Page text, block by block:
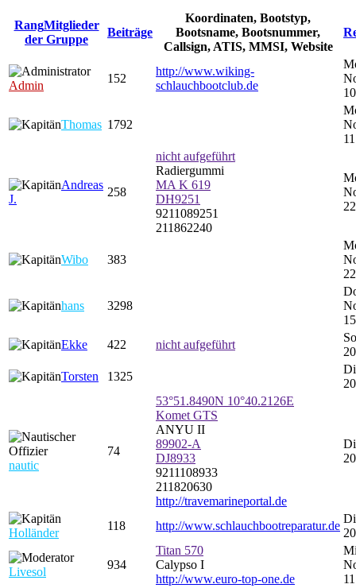
RangMitglieder
der Gruppe
Beiträge
Koordinaten, Bootstyp,
Bootsname, Bootsnummer,
Callsign, ATIS, MMSI, Website
Admin
152
http://www.wiking-
schlauchbootclub.de
Thomas 1792
Andreas
J.
258
nicht aufgeführt
Radiergummi
MA K 619
DH9251
9211089251
211862240
Wibo 383
hans 3298
Ekke
422 nicht aufgeführt
Torsten
1325
nautic
74
53°51.8490N 10°40.2126E
Komet GTS
ANYU II
89902-A
DJ8933
9211108933
211820630
http://travemarineportal.de
Holländer
118 http://www.schlauchbootreparatur.de
Livesol
934
Titan 570
Calypso I
http://www.euro-top-one.de